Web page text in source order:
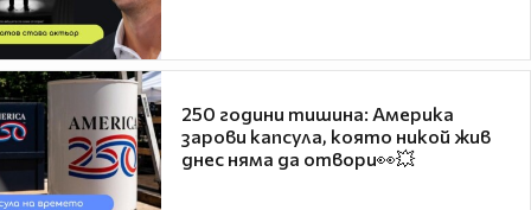
250 години тишина: Америка
зарови капсула, която никой жив
днес няма да отвори👀💥